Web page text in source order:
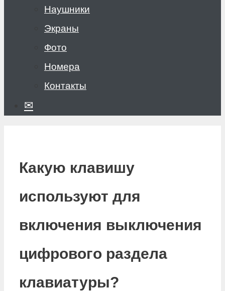
Наушники
Экраны
Фото
Номера
Контакты
✉
Какую клавишу
используют для
включения выключения
цифрового раздела
клавиатуры?